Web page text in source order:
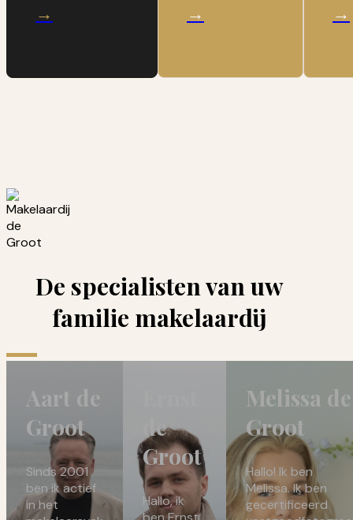
→ → →
De specialisten van uw
familie makelaardij
Aart de
Groot
Sinds 2001
ben ik actief
in het
de
Groot
Hallo, ik
Melissa de
Groot
Hallo! Ik ben
Melissa. Ik ben
gecertificeerd